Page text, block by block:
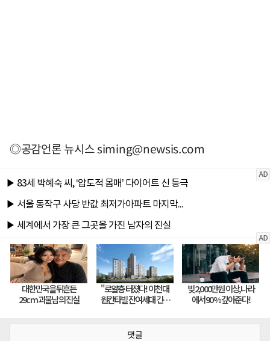
◎공감언론 뉴시스siming@newsis.com
댓글